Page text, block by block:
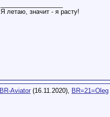
Я летаю, значит - я расту!
BR-Aviator (16.11.2020), BR=21=Oleg